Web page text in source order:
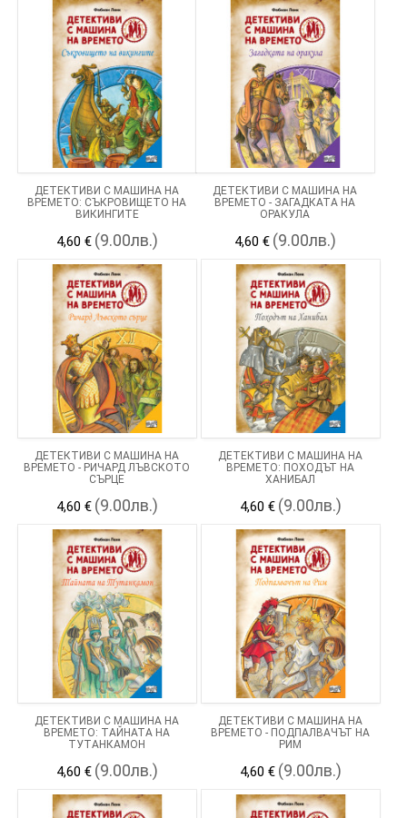
ДЕТЕКТИВИ С МАШИНА НА
ВРЕМЕТО: СЪКРОВИЩЕТО НА
ВИКИНГИТЕ
4,60 € (9.00лв.)
ДЕТЕКТИВИ С МАШИНА НА
ВРЕМЕТО - ЗАГАДКАТА НА
ОРАКУЛА
4,60 € (9.00лв.)
ДЕТЕКТИВИ С МАШИНА НА
ВРЕМЕТО - РИЧАРД ЛЪВСКОТО
СЪРЦЕ
4,60 € (9.00лв.)
ДЕТЕКТИВИ С МАШИНА НА
ВРЕМЕТО: ПОХОДЪТ НА
ХАНИБАЛ
4,60 € (9.00лв.)
ДЕТЕКТИВИ С МАШИНА НА
ВРЕМЕТО: ТАЙНАТА НА
ТУТАНКАМОН
4,60 € (9.00лв.)
ДЕТЕКТИВИ С МАШИНА НА
ВРЕМЕТО - ПОДПАЛВАЧЪТ НА
РИМ
4,60 € (9.00лв.)